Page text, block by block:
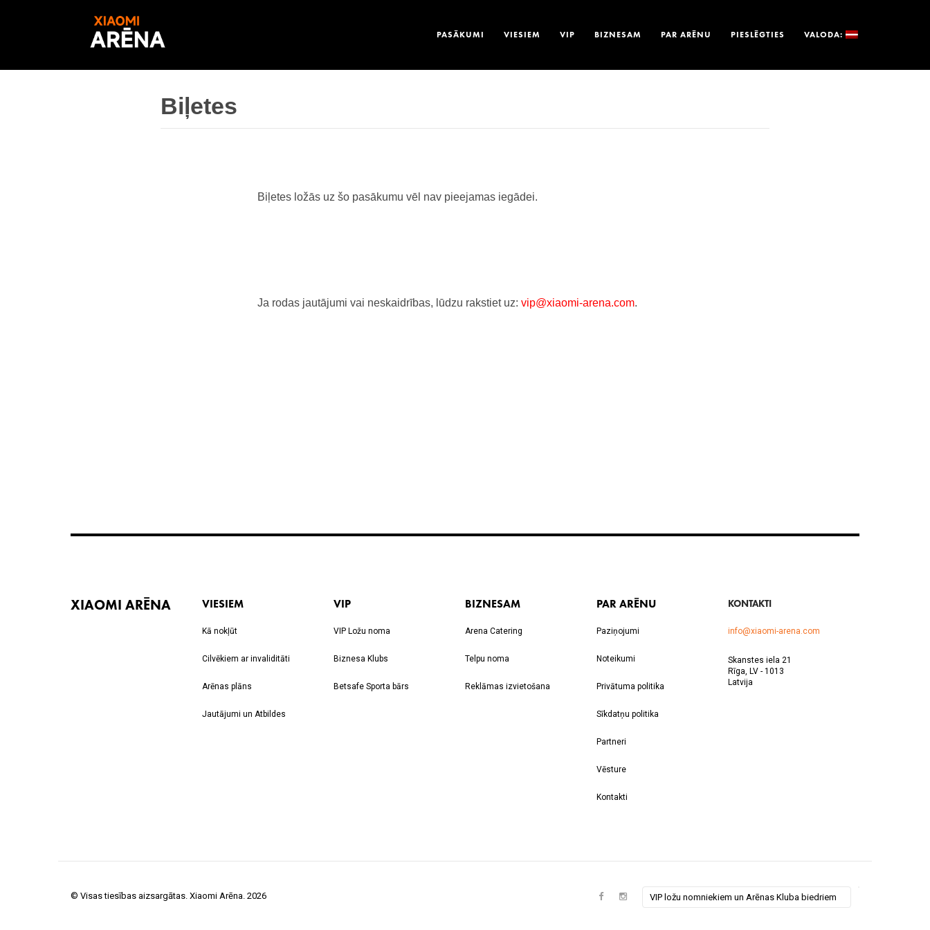
PASĀKUMI VIESIEM VIP BIZNESAM PAR ARĒNU PIESLĒGTIES VALODA:
XIAOMI ARĒNA VIESIEM
Kā nokļūt
Cilvēkiem ar invaliditāti
Arēnas plāns
Jautājumi un Atbildes
VIP
VIP Ložu noma
Biznesa Klubs
Betsafe Sporta bārs
BIZNESAM
Arena Catering
Telpu noma
Reklāmas izvietošana
PAR ARĒNU
Paziņojumi
Noteikumi
Privātuma politika
Sīkdatņu politika
Partneri
Vēsture
Kontakti
KONTAKTI
info@xiaomi-arena.com
Skanstes iela 21
Rīga, LV - 1013
Latvija
© Visas tiesības aizsargātas. Xiaomi Arēna. 2026 VIP ložu nomniekiem un Arēnas Kluba biedriem